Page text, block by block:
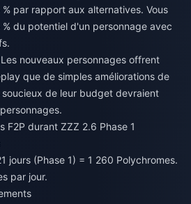
par rapport aux alternatives. Vous
du potentiel d'un personnage avec
nouveaux personnages offrent
que de simples améliorations de
de leur budget devraient
F2P durant ZZZ 2.6 Phase 1
jours (Phase 1) = 1 260 Polychromes.
par jour.